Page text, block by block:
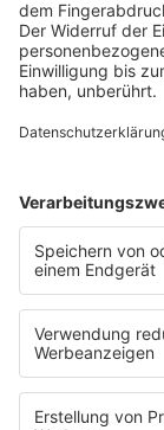
Die
mixen.
Den
Reis gibt
kleiner
Nicht
leicht
obendrauf
Anzeige